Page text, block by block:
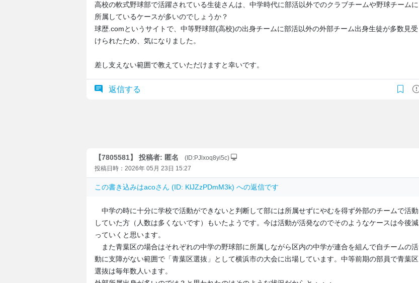
高校の軟式野球部で活躍されている生徒さんは、中学時代に部活以外でのクラブチームや野球チームに
所属しているケースが多いのでしょうか？
球歴.comというサイトで、中等野球部(高校)の出身チームに部活以外の外部チーム出身生徒が多数見受
けられたため、気になりました。
差し支えない範囲で教えていただけますと幸いです。
返信する
【7805581】 投稿者: 匿名
(ID:PJlxoq8yi5c)
投稿日時：2026年 05月 23日 15:27
この書き込みはacoさん (ID: KlJZzPDmM3k) への返信です
中学の時に十分に学校で活動ができないと判断して部には所属せずにやむを得ず外部のチームで活動
していた方（人数は多くないです）もいたようです。今は活動が活発なのでそのようなケースは今後減
っていくと思います。
また青葉区の場合はそれぞれの中学の野球部に所属しながら区内の中学が連合を組んで自チームの活
動に支障がない範囲で「青葉区選抜」として横浜市の大会に出場しています。中等前期の部員で青葉区
選抜は毎年数人います。